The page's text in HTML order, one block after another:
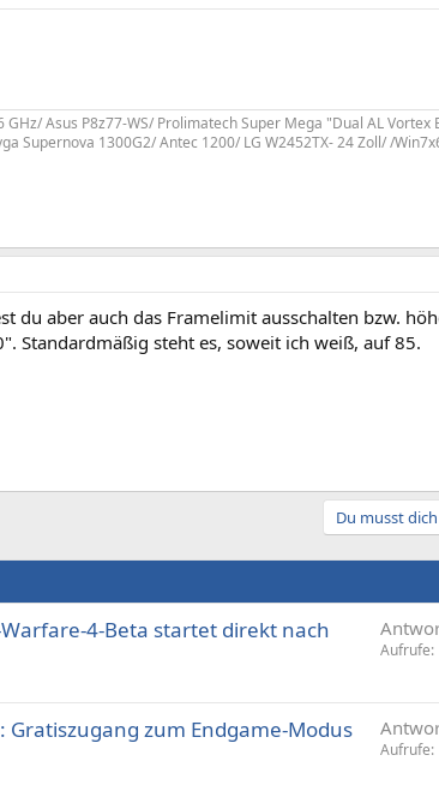
GHz/ Asus P8z77-WS/ Prolimatech Super Mega "Dual AL
Supernova 1300G2/ Antec 1200/ LG W2452TX- 24 Zoll/ /
du aber auch das Framelimit ausschalten bzw.
Standardmäßig steht es, soweit ich weiß, auf 85.
Du musst
4-Beta startet direkt nach
Aufrufe
Gratiszugang zum Endgame-Modus
Aufrufe